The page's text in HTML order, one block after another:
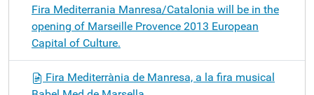
Fira Mediterrania Manresa/Catalonia will be in the
opening of Marseille Provence 2013 European
Capital of Culture.
Fira Mediterrània de Manresa, a la fira musical